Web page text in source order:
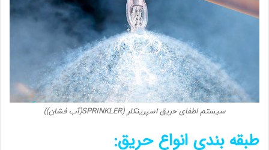
سیستم اطفای حریق اسپرینکلر (SPRINKLER(آب فشان))
طبقه بندی انواع حریق: